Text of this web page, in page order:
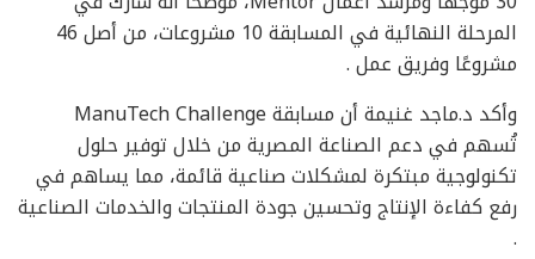
المرحلة النهائية في المسابقة 10 مشروعات، من أصل 46
مشروعًا وفريق عمل .
وأكد د.ماجد غنيمة أن مسابقة ManuTech Challenge
تُسهم في دعم الصناعة المصرية من خلال توفير حلول
تكنولوجية مبتكرة لمشكلات صناعية قائمة، مما يساهم في
رفع كفاءة الإنتاج وتحسين جودة المنتجات والخدمات الصناعية
.